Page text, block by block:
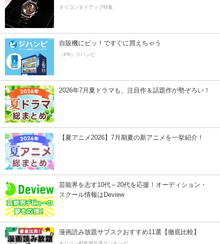
オリコンタイアップ特集
自販機にピッ！ですぐに買えちゃう
（PR）ジハンピ
2026年7月夏ドラマも、注目作＆話題作が勢ぞろい！
【夏アニメ2026】7月期夏の新アニメを一挙紹介！
芸能界を志す10代～20代を応援！オーディション・
スクール情報はDeview
漫画読み放題サブスクおすすめ11選【徹底比較】